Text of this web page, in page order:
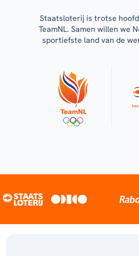
Staatsloterij is trotse
TeamNL. Samen willen we
sportiefste land van de